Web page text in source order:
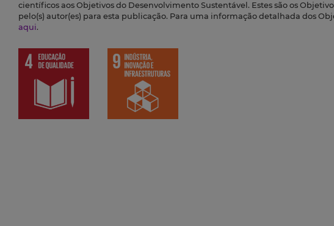
científicos aos Objetivos do Desenvolvimento Sustentável. Estes são os
pelo(s) autor(es) para esta publicação. Para uma informação detalhada dos
aqui.